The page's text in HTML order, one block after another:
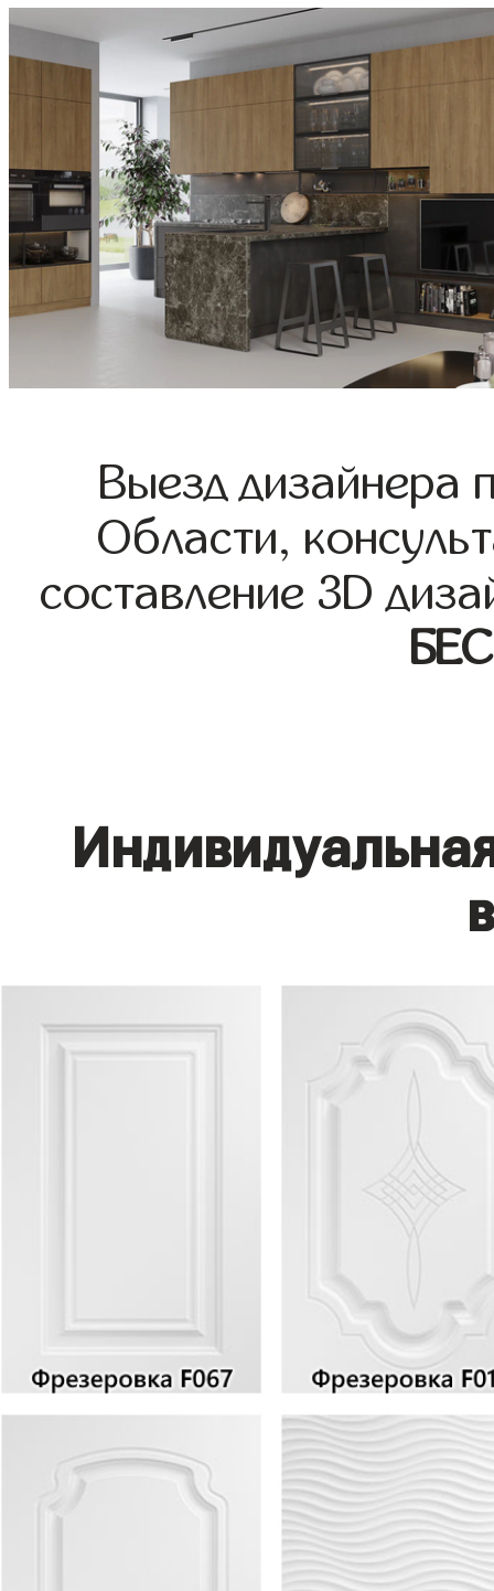
Выезд дизайнера
Области,
составление 3D